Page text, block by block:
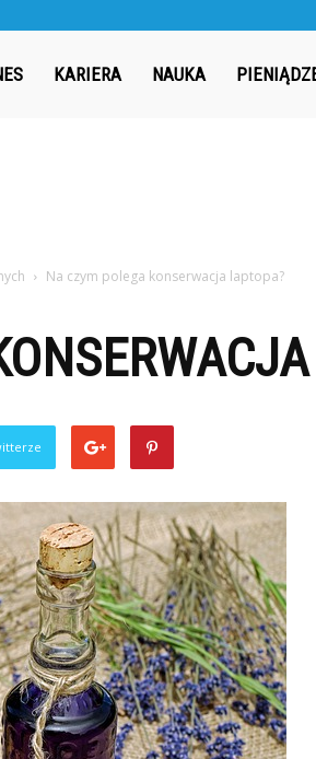
KARIERA NAUKA
Na czym polega konserwacja laptopa?